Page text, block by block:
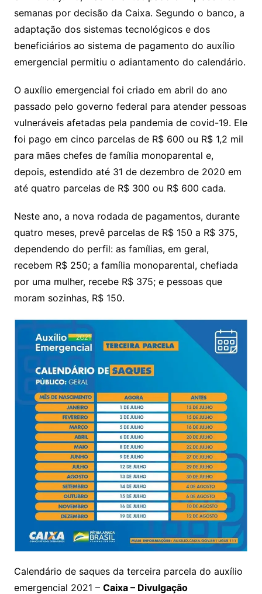
semanas por decisão da Caixa. Segundo o banco, a
adaptação dos sistemas tecnológicos e dos
beneficiários ao sistema de pagamento do auxílio
emergencial permitiu o adiantamento do calendário.
O auxílio emergencial foi criado em abril do ano
passado pelo governo federal para atender pessoas
vulneráveis afetadas pela pandemia de covid-19. Ele
foi pago em cinco parcelas de R$ 600 ou R$ 1,2 mil
para mães chefes de família monoparental e,
depois, estendido até 31 de dezembro de 2020 em
até quatro parcelas de R$ 300 ou R$ 600 cada.
Neste ano, a nova rodada de pagamentos, durante
quatro meses, prevê parcelas de R$ 150 a R$ 375,
dependendo do perfil: as famílias, em geral,
recebem R$ 250; a família monoparental, chefiada
por uma mulher, recebe R$ 375; e pessoas que
moram sozinhas, R$ 150.
Calendário de saques da terceira parcela do auxílio
emergencial 2021 – Caixa – Divulgação